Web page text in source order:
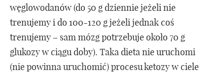
węglowodanów (do 50 g dziennie jeżeli nie
trenujemy i do 100-120 g jeżeli jednak coś
trenujemy – sam mózg potrzebuje około 70 g
glukozy w ciągu doby). Taka dieta nie uruchomi
(nie powinna uruchomić) procesu ketozy w ciele